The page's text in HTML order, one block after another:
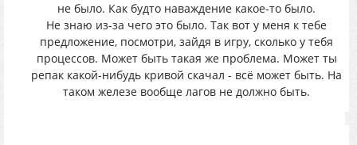
не было. Как будто наваждение какое-то было.
Не знаю из-за чего это было. Так вот у меня к тебе
предложение, посмотри, зайдя в игру, сколько у тебя
процессов. Может быть такая же проблема. Может ты
репак какой-нибудь кривой скачал - всё может быть. На
таком железе вообще лагов не должно быть.